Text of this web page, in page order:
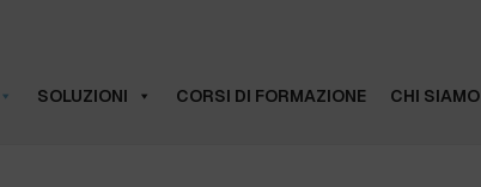
SOLUZIONI CORSI DI FORMAZIONE CHI SIAMO